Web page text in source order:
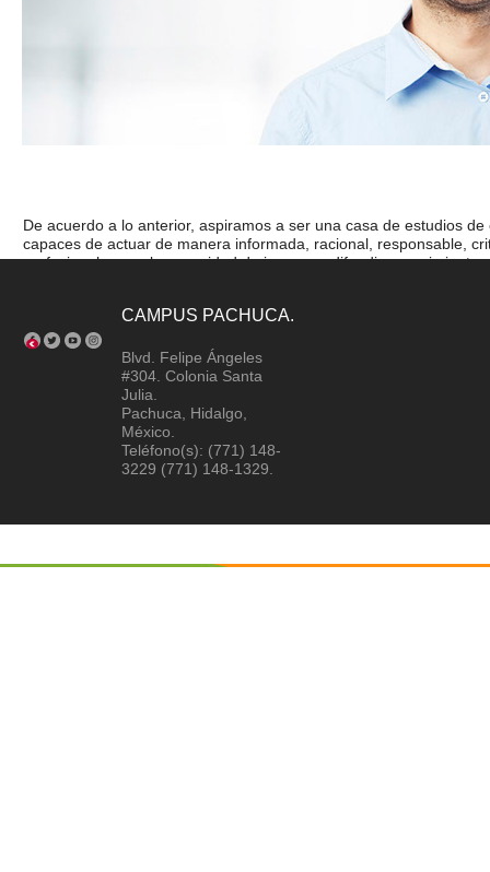
De acuerdo a lo anterior, aspiramos a ser una casa de estudios
capaces de actuar de manera informada, racional, responsable,
profesionales con la capacidad de innovar y difundir
CAMPUS PACHUCA.
Blvd. Felipe Ángeles
#304. Colonia Santa
Julia.
Pachuca, Hidalgo,
México.
Teléfono(s): (771) 148-
3229 (771) 148-1329.